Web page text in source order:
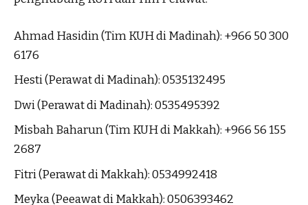
Ahmad Hasidin (Tim KUH di Madinah): +966 50 300
6176
Hesti (Perawat di Madinah): 0535132495
Dwi (Perawat di Madinah): 0535495392
Misbah Baharun (Tim KUH di Makkah): +966 56 155
2687
Fitri (Perawat di Makkah): 0534992418
Meyka (Peeawat di Makkah): 0506393462